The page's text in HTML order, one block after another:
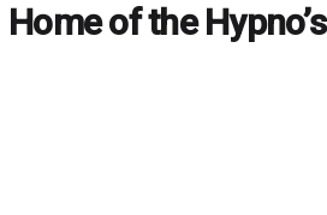
Home of the Hypno’s